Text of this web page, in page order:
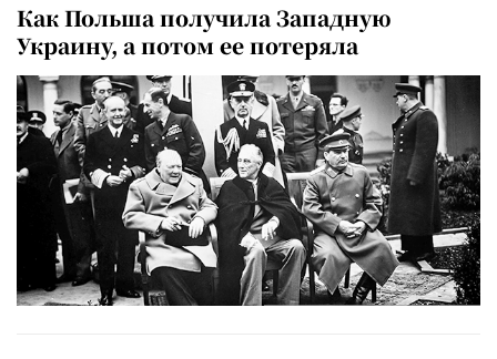
Как Польша получила Западную
Украину, а потом ее потеряла